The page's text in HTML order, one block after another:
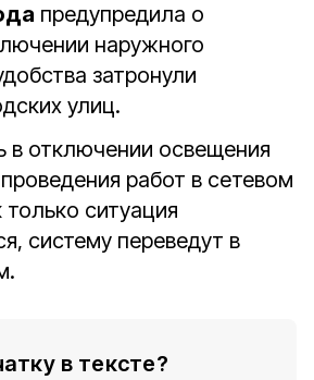
предупредила о
наружного
затронули
улиц.
в отключении освещения
работ в сетевом
ситуация
систему переведут в
в тексте?